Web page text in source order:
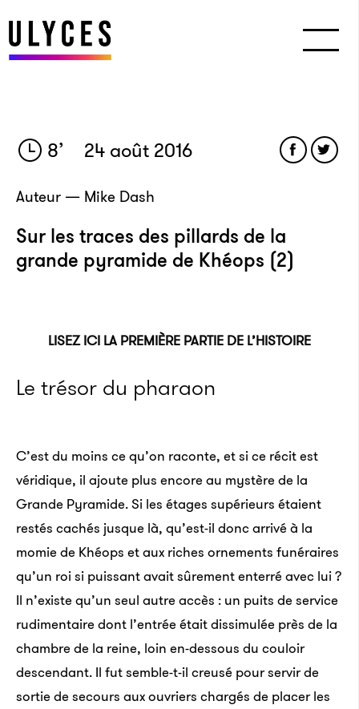
8’ 24 août 2016
Auteur — Mike Dash
Sur les traces des pillards de la
grande pyramide de Khéops (2)
LISEZ ICI LA PREMIÈRE PARTIE DE L’HISTOIRE
Le trésor du pharaon
C’est du moins ce qu’on raconte, et si ce récit est
véridique, il ajoute plus encore au mystère de la
Grande Pyramide. Si les étages supérieurs étaient
restés cachés jusque là, qu’est-il donc arrivé à la
momie de Khéops et aux riches ornements funéraires
qu’un roi si puissant avait sûrement enterré avec lui ?
Il n’existe qu’un seul autre accès : un puits de service
rudimentaire dont l’entrée était dissimulée près de la
chambre de la reine, loin en-dessous du couloir
descendant. Il fut semble-t-il creusé pour servir de
sortie de secours aux ouvriers chargés de placer les